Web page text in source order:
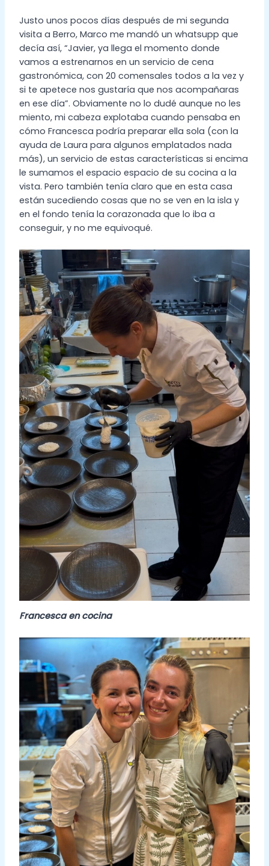
Justo unos pocos días después de mi segunda
visita a Berro, Marco me mandó un whatsupp que
decía así, “Javier, ya llega el momento donde
vamos a estrenarnos en un servicio de cena
gastronómica, con 20 comensales todos a la vez y
si te apetece nos gustaría que nos acompañaras
en ese día”. Obviamente no lo dudé aunque no les
miento, mi cabeza explotaba cuando pensaba en
cómo Francesca podría preparar ella sola (con la
ayuda de Laura para algunos emplatados nada
más), un servicio de estas características si encima
le sumamos el espacio espacio de su cocina a la
vista. Pero también tenía claro que en esta casa
están sucediendo cosas que no se ven en la isla y
en el fondo tenía la corazonada que lo iba a
conseguir, y no me equivoqué.
Francesca en cocina